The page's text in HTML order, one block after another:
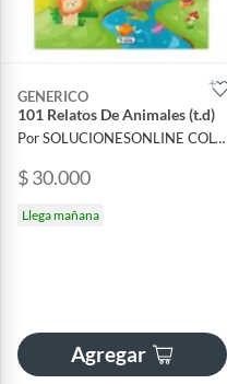
GENERICO
101 Relatos De Animales (t.d)
Por SOLUCIONESONLINE COLOMBIA SAS
$ 30.000
Llega mañana
Agregar